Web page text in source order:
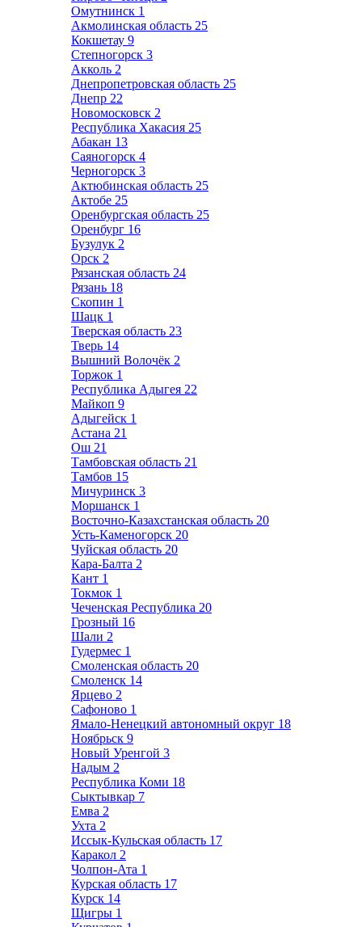
Омутнинск 1
Акмолинская область 25
Кокшетау 9
Степногорск 3
Акколь 2
Днепропетровская область 25
Днепр 22
Новомосковск 2
Республика Хакасия 25
Абакан 13
Саяногорск 4
Черногорск 3
Актюбинская область 25
Актобе 25
Оренбургская область 25
Оренбург 16
Бузулук 2
Орск 2
Рязанская область 24
Рязань 18
Скопин 1
Шацк 1
Тверская область 23
Тверь 14
Вышний Волочёк 2
Торжок 1
Республика Адыгея 22
Майкоп 9
Адыгейск 1
Астана 21
Ош 21
Тамбовская область 21
Тамбов 15
Мичуринск 3
Моршанск 1
Восточно-Казахстанская область 20
Усть-Каменогорск 20
Чуйская область 20
Кара-Балта 2
Кант 1
Токмок 1
Чеченская Республика 20
Грозный 16
Шали 2
Гудермес 1
Смоленская область 20
Смоленск 14
Ярцево 2
Сафоново 1
Ямало-Ненецкий автономный округ 18
Ноябрьск 9
Новый Уренгой 3
Надым 2
Республика Коми 18
Сыктывкар 7
Емва 2
Ухта 2
Иссык-Кульская область 17
Каракол 2
Чолпон-Ата 1
Курская область 17
Курск 14
Щигры 1